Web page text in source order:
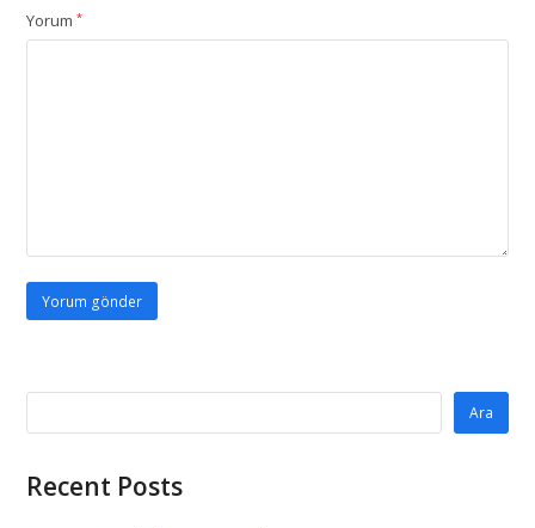
Yorum*
Ara
Recent Posts